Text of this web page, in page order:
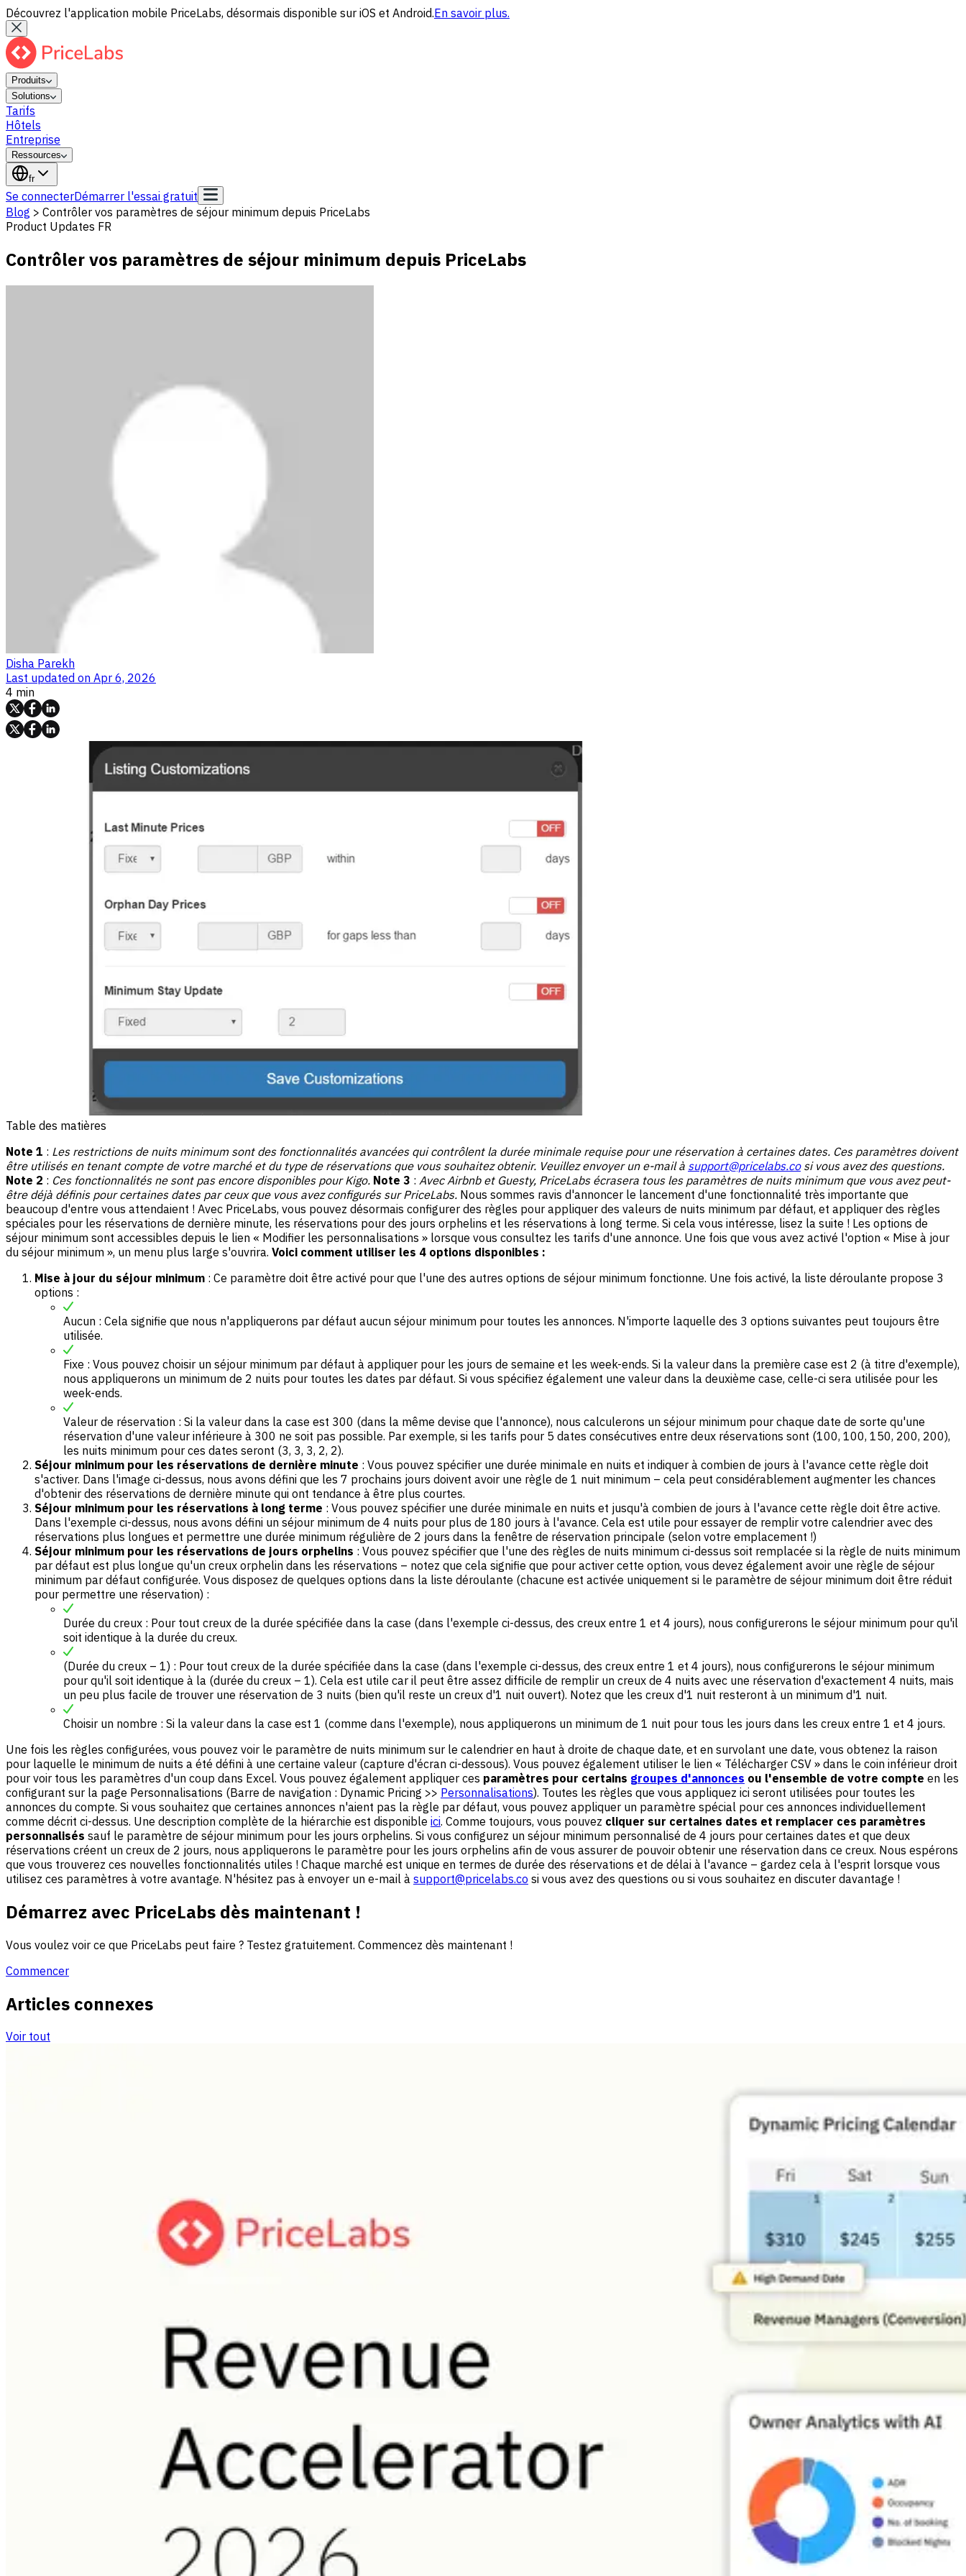
Découvrez l'application mobile PriceLabs, désormais disponible sur iOS et Android.En savoir plus.
Produits
Solutions
Tarifs
Hôtels
Entreprise
Ressources
fr
Se connecterDémarrer l'essai gratuit
Blog > Contrôler vos paramètres de séjour minimum depuis PriceLabs
Product Updates FR
Contrôler vos paramètres de séjour minimum depuis PriceLabs
Disha Parekh
Last updated on Apr 6, 2026
4 min
Table des matières
Note 1 : Les restrictions de nuits minimum sont des fonctionnalités avancées qui contrôlent la durée minimale requise pour une réservation à certaines dates. Ces paramètres doivent
être utilisés en tenant compte de votre marché et du type de réservations que vous souhaitez obtenir. Veuillez envoyer un e-mail à support@pricelabs.cosi vous avez des questions.
Note 2 : Ces fonctionnalités ne sont pas encore disponibles pour Kigo. Note 3 : Avec Airbnb et Guesty, PriceLabs écrasera tous les paramètres de nuits minimum que vous avez peut-
être déjà définis pour certaines dates par ceux que vous avez configurés sur PriceLabs. Nous sommes ravis d'annoncer le lancement d'une fonctionnalité très importante que
beaucoup d'entre vous attendaient ! Avec PriceLabs, vous pouvez désormais configurer des règles pour appliquer des valeurs de nuits minimum par défaut, et appliquer des règles
spéciales pour les réservations de dernière minute, les réservations pour des jours orphelins et les réservations à long terme. Si cela vous intéresse, lisez la suite ! Les options de
séjour minimum sont accessibles depuis le lien « Modifier les personnalisations » lorsque vous consultez les tarifs d'une annonce. Une fois que vous avez activé l'option « Mise à jour
du séjour minimum », un menu plus large s'ouvrira. Voici comment utiliser les 4 options disponibles :
Mise à jour du séjour minimum : Ce paramètre doit être activé pour que l'une des autres options de séjour minimum fonctionne. Une fois activé, la liste déroulante propose 3
options :
Aucun : Cela signifie que nous n'appliquerons par défaut aucun séjour minimum pour toutes les annonces. N'importe laquelle des 3 options suivantes peut toujours être
utilisée.
Fixe : Vous pouvez choisir un séjour minimum par défaut à appliquer pour les jours de semaine et les week-ends. Si la valeur dans la première case est 2 (à titre d'exemple),
nous appliquerons un minimum de 2 nuits pour toutes les dates par défaut. Si vous spécifiez également une valeur dans la deuxième case, celle-ci sera utilisée pour les
week-ends.
Valeur de réservation : Si la valeur dans la case est 300 (dans la même devise que l'annonce), nous calculerons un séjour minimum pour chaque date de sorte qu'une
réservation d'une valeur inférieure à 300 ne soit pas possible. Par exemple, si les tarifs pour 5 dates consécutives entre deux réservations sont (100, 100, 150, 200, 200),
les nuits minimum pour ces dates seront (3, 3, 3, 2, 2).
Séjour minimum pour les réservations de dernière minute : Vous pouvez spécifier une durée minimale en nuits et indiquer à combien de jours à l'avance cette règle doit
s'activer. Dans l'image ci-dessus, nous avons défini que les 7 prochains jours doivent avoir une règle de 1 nuit minimum – cela peut considérablement augmenter les chances
d'obtenir des réservations de dernière minute qui ont tendance à être plus courtes.
Séjour minimum pour les réservations à long terme : Vous pouvez spécifier une durée minimale en nuits et jusqu'à combien de jours à l'avance cette règle doit être active.
Dans l'exemple ci-dessus, nous avons défini un séjour minimum de 4 nuits pour plus de 180 jours à l'avance. Cela est utile pour essayer de remplir votre calendrier avec des
réservations plus longues et permettre une durée minimum régulière de 2 jours dans la fenêtre de réservation principale (selon votre emplacement !)
Séjour minimum pour les réservations de jours orphelins : Vous pouvez spécifier que l'une des règles de nuits minimum ci-dessus soit remplacée si la règle de nuits minimum
par défaut est plus longue qu'un creux orphelin dans les réservations – notez que cela signifie que pour activer cette option, vous devez également avoir une règle de séjour
minimum par défaut configurée. Vous disposez de quelques options dans la liste déroulante (chacune est activée uniquement si le paramètre de séjour minimum doit être réduit
pour permettre une réservation) :
Durée du creux : Pour tout creux de la durée spécifiée dans la case (dans l'exemple ci-dessus, des creux entre 1 et 4 jours), nous configurerons le séjour minimum pour qu'il
soit identique à la durée du creux.
(Durée du creux – 1) : Pour tout creux de la durée spécifiée dans la case (dans l'exemple ci-dessus, des creux entre 1 et 4 jours), nous configurerons le séjour minimum
pour qu'il soit identique à la (durée du creux – 1). Cela est utile car il peut être assez difficile de remplir un creux de 4 nuits avec une réservation d'exactement 4 nuits, mais
un peu plus facile de trouver une réservation de 3 nuits (bien qu'il reste un creux d'1 nuit ouvert). Notez que les creux d'1 nuit resteront à un minimum d'1 nuit.
Choisir un nombre : Si la valeur dans la case est 1 (comme dans l'exemple), nous appliquerons un minimum de 1 nuit pour tous les jours dans les creux entre 1 et 4 jours.
Une fois les règles configurées, vous pouvez voir le paramètre de nuits minimum sur le calendrier en haut à droite de chaque date, et en survolant une date, vous obtenez la raison
pour laquelle le minimum de nuits a été défini à une certaine valeur (capture d'écran ci-dessous). Vous pouvez également utiliser le lien « Télécharger CSV » dans le coin inférieur droit
pour voir tous les paramètres d'un coup dans Excel. Vous pouvez également appliquer ces paramètres pour certains groupes d'annonces ou l'ensemble de votre compte en les
configurant sur la page Personnalisations (Barre de navigation : Dynamic Pricing >> Personnalisations). Toutes les règles que vous appliquez ici seront utilisées pour toutes les
annonces du compte. Si vous souhaitez que certaines annonces n'aient pas la règle par défaut, vous pouvez appliquer un paramètre spécial pour ces annonces individuellement
comme décrit ci-dessus. Une description complète de la hiérarchie est disponible ici. Comme toujours, vous pouvez cliquer sur certaines dates et remplacer ces paramètres
personnalisés sauf le paramètre de séjour minimum pour les jours orphelins. Si vous configurez un séjour minimum personnalisé de 4 jours pour certaines dates et que deux
réservations créent un creux de 2 jours, nous appliquerons le paramètre pour les jours orphelins afin de vous assurer de pouvoir obtenir une réservation dans ce creux. Nous espérons
que vous trouverez ces nouvelles fonctionnalités utiles ! Chaque marché est unique en termes de durée des réservations et de délai à l'avance – gardez cela à l'esprit lorsque vous
utilisez ces paramètres à votre avantage. N'hésitez pas à envoyer un e-mail à support@pricelabs.co si vous avez des questions ou si vous souhaitez en discuter davantage !
Démarrez avec PriceLabs dès maintenant !
Vous voulez voir ce que PriceLabs peut faire ? Testez gratuitement. Commencez dès maintenant !
Commencer
Articles connexes
Voir tout